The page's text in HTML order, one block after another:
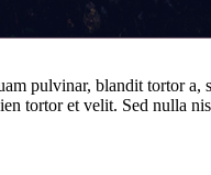
pulvinar, blandit tortor
tortor et velit. Sed nulla